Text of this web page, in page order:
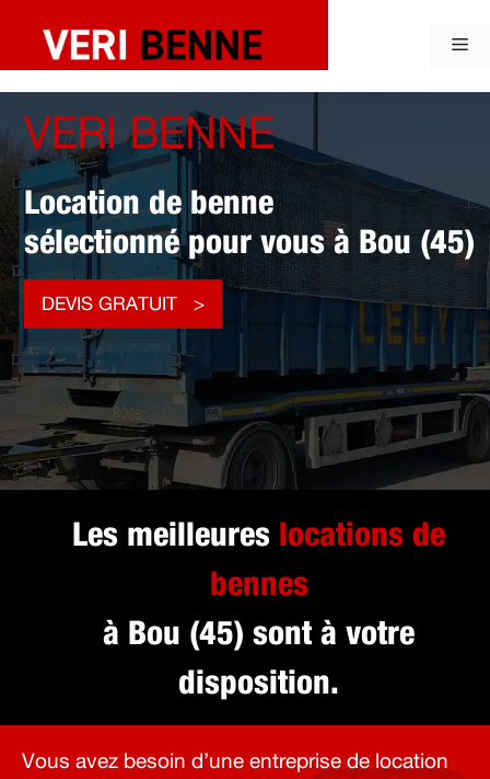
contenu
VERI BENNE
Location de benne
sélectionné pour vous à Bou (45)
DEVIS GRATUIT
Les meilleures locations de
bennes
à Bou (45) sont à votre
disposition.
Vous avez besoin d’une entreprise de location